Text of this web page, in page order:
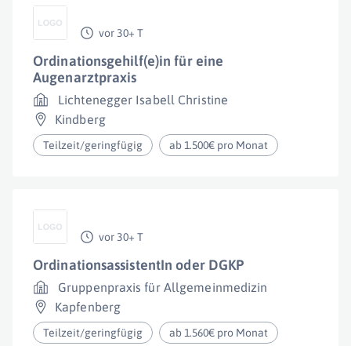
vor 30+ T
Ordinationsgehilf(e)in für eine
Augenarztpraxis
Lichtenegger Isabell Christine
Kindberg
Teilzeit/geringfügig ab 1.500€ pro Monat
vor 30+ T
OrdinationsassistentIn oder DGKP
Gruppenpraxis für Allgemeinmedizin
Kapfenberg
Teilzeit/geringfügig ab 1.560€ pro Monat